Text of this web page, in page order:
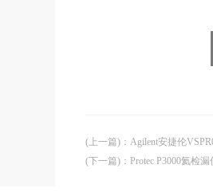
(上一篇) ： Agilent安捷伦
(下一篇) ： Protec P3000氦检